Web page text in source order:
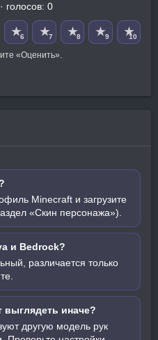
· голосов: 0
★6 ★7 ★8 ★9 ★10
«Оценить».
Minecraft и загрузите
«Скин персонажа»).
и Bedrock?
различается только
выглядеть иначе?
другую модель рук